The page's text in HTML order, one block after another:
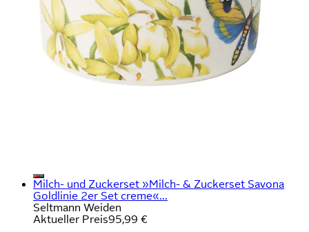
Milch- und Zuckerset »Milch- & Zuckerset Savona
Goldlinie 2er Set creme«...
Seltmann Weiden
Aktueller Preis95,99 €